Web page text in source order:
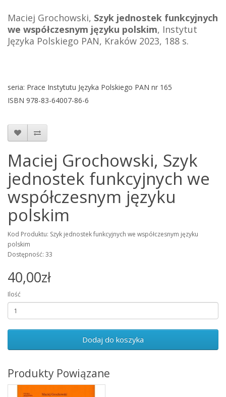
Maciej Grochowski, Szyk jednostek funkcyjnych
we współczesnym języku polskim, Instytut
Języka Polskiego PAN, Kraków 2023, 188 s.
seria: Prace Instytutu Języka Polskiego PAN nr 165
ISBN 978-83-64007-86-6
Maciej Grochowski, Szyk
jednostek funkcyjnych we
współczesnym języku
polskim
Kod Produktu: Szyk jednostek funkcyjnych we współczesnym języku
polskim
Dostępność: 33
40,00zł
Ilość
Dodaj do koszyka
Produkty Powiązane